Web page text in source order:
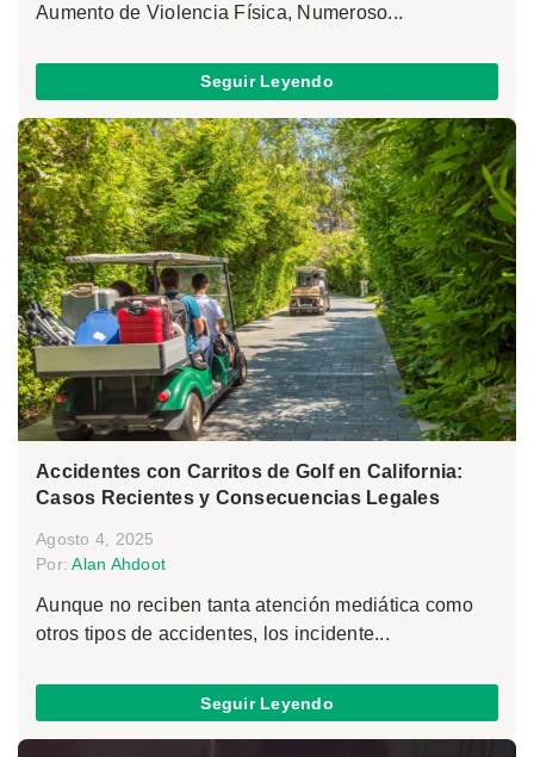
Aumento de Violencia Física, Numeroso...
Seguir Leyendo
Accidentes con Carritos de Golf en California:
Casos Recientes y Consecuencias Legales
Agosto 4, 2025
Por:Alan Ahdoot
Aunque no reciben tanta atención mediática como
otros tipos de accidentes, los incidente...
Seguir Leyendo